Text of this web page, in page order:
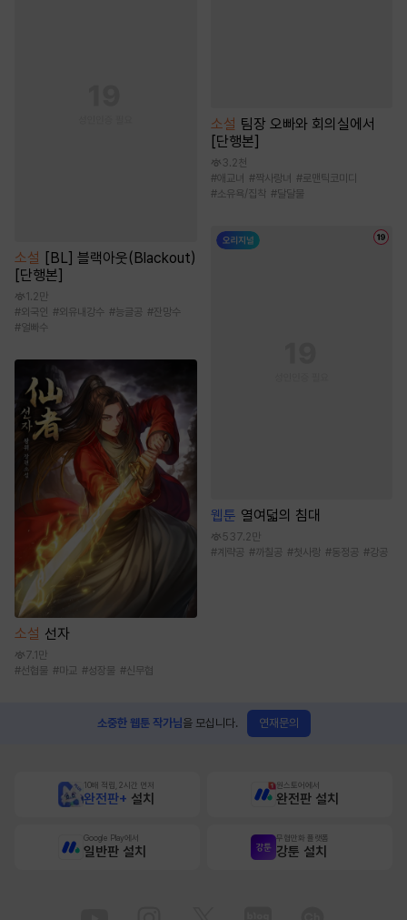
소설 [BL] 블랙아웃(Blackout)
[단행본]
1.2만
#외국인 #외유내강수 #능글공 #잔망수
#얼빠수
소설 선자
7.1만
#선협물 #마교 #성장물 #신무협
소설 팀장 오빠와 회의실에서
[단행본]
3.2천
#애교녀 #짝사랑녀 #로맨틱코미디
#소유욕/집착 #달달물
웹툰 열여덟의 침대
537.2만
#계략공 #까칠공 #첫사랑 #동정공 #강공
소중한 웹툰 작가님을 모십니다. 연재문의
10배 적립, 2시간 먼저
완전판+ 설치
원스토어에서
완전판 설치
Google Play에서
일반판 설치
무협만화 플랫폼
강툰 설치